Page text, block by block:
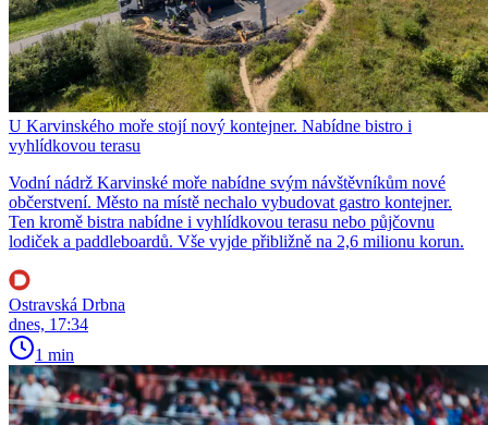
U Karvinského moře stojí nový kontejner. Nabídne bistro i
vyhlídkovou terasu
Vodní nádrž Karvinské moře nabídne svým návštěvníkům nové
občerstvení. Město na místě nechalo vybudovat gastro kontejner.
Ten kromě bistra nabídne i vyhlídkovou terasu nebo půjčovnu
lodiček a paddleboardů. Vše vyjde přibližně na 2,6 milionu korun.
Ostravská Drbna
dnes, 17:34
1 min